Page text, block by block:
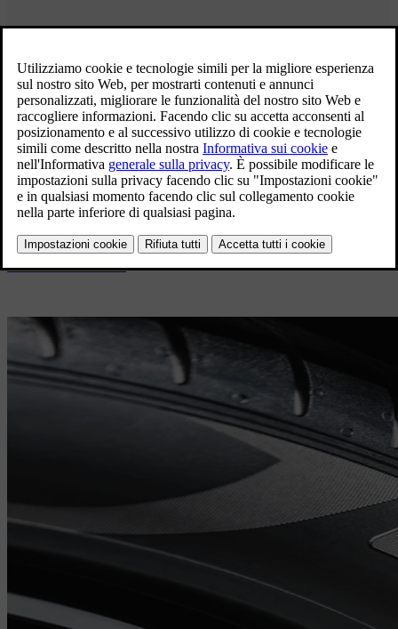
Pneumatici Originali Volvo
Tempo di cambio gomme?
Gli pneumatici originali Volvo sono sviluppati e personalizzati per
ogni modello Volvo, grazie alla collaborazione tra Volvo Cars e i
principali produttori. Quando arriva il momento del cambio gomme
sono la scelta migliore per mantenere le proprietà originali della tua
Volvo. Per ottimizzare la sicurezza, l'efficienza energetica e
l'esperienza di guida, cerca la marcatura VOL sugli pneumatici.
Trova concessionario